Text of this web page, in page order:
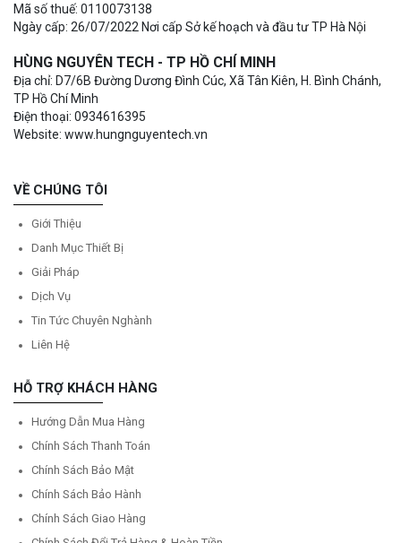
Mã số thuế: 0110073138
Ngày cấp: 26/07/2022 Nơi cấp Sở kế hoạch và đầu tư TP Hà Nội
HÙNG NGUYÊN TECH - TP HỒ CHÍ MINH
Địa chỉ: D7/6B Đường Dương Đình Cúc, Xã Tân Kiên, H. Bình Chánh,
TP Hồ Chí Minh
Điện thoại: 0934616395
Website: www.hungnguyentech.vn
VỀ CHÚNG TÔI
Giới Thiệu
Danh Mục Thiết Bị
Giải Pháp
Dịch Vụ
Tin Tức Chuyên Nghành
Liên Hệ
HỖ TRỢ KHÁCH HÀNG
Hướng Dẫn Mua Hàng
Chính Sách Thanh Toán
Chính Sách Bảo Mật
Chính Sách Bảo Hành
Chính Sách Giao Hàng